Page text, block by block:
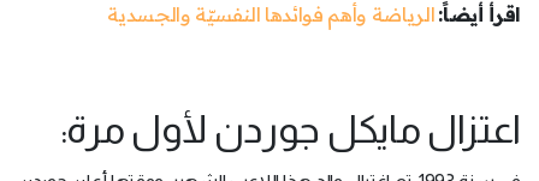
اقرأ أيضاً: الرياضة وأهم فوائدها النفسيّة والجسدية
اعتزال مايكل جوردن لأول مرة: